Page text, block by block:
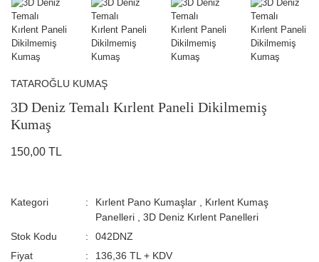
TATAROĞLU KUMAŞ
3D Deniz Temalı Kırlent Paneli Dikilmemiş
Kumaş
150,00 TL
Kategori Kırlent Pano Kumaşlar
Kırlent Kumaş
Panelleri
3D Deniz Kırlent Panelleri
Stok Kodu
042DNZ
Fiyat
136,36 TL + KDV